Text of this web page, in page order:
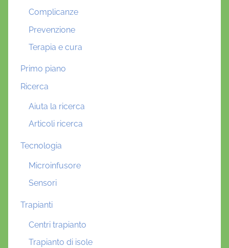
Complicanze
Prevenzione
Terapia e cura
Primo piano
Ricerca
Aiuta la ricerca
Articoli ricerca
Tecnologia
Microinfusore
Sensori
Trapianti
Centri trapianto
Trapianto di isole